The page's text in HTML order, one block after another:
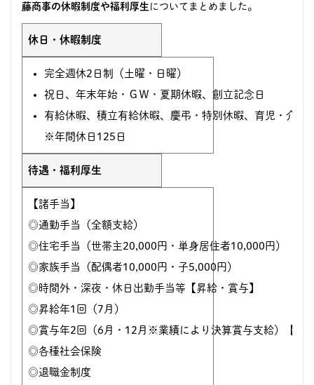
藤商事の休暇制度や福利厚生 についてまとめました。
休日・休暇制度
完全週休2日制（土曜・日曜）
祝日、年末年始・ＧＷ・夏期休暇、創立記念日
有給休暇、積立有給休暇、慶弔・特別休暇、育児・介護
※年間休日125日
待遇・福利厚生
【諸手当】
◎通勤手当（全額支給）
◎住宅手当（世帯主20,000円・単身居住者10,000円）
◎家族手当（配偶者10,000円・子5,000円）
◎時間外・深夜・休日出勤手当等【昇給・賞与】
◎昇給年1回（7月）
◎賞与年2回（6月・12月※業績により決算賞与支給）【福
◎各種社会保険
◎退職金制度